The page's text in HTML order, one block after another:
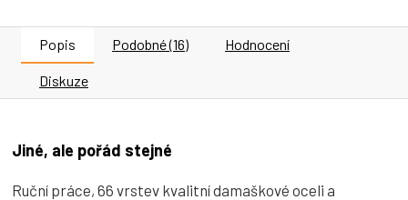
Popis Podobné (16) Hodnocení
Diskuze
Jiné, ale pořád stejné
Ruční práce, 66 vrstev kvalitní damaškové oceli a